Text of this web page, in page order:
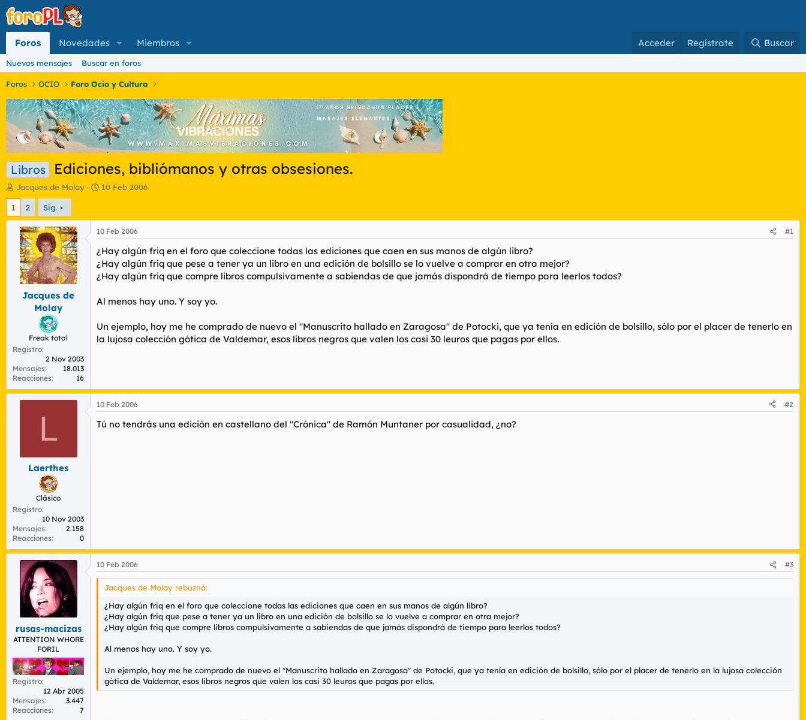
Foros Novedades Miembros Acceder Regístrate Buscar
Nuevos mensajes Buscar en foros
Foros OCIO Foro Ocio y Cultura
Libros Ediciones, bibliómanos y otras obsesiones.
I
n
c
a
d
o
d
a
Jacques de Molay
F
h
a
d
e
i
n
i
10 Feb 2006
1 2 Sig.
Jacques de
Molay
Freak total
Registro
2 Nov 2003
Mensajes
18.013
Reacciones
16
10 Feb 2006 #1
¿Hay algún friq en el foro que coleccione todas las ediciones que caen en sus manos de algún libro?
¿Hay algún friq que pese a tener ya un libro en una edición de bolsillo se lo vuelve a comprar en otra mejor?
¿Hay algún friq que compre libros compulsivamente a sabiendas de que jamás dispondrá de tiempo para leerlos todos?
Al menos hay uno. Y soy yo.
Un ejemplo, hoy me he comprado de nuevo el "Manuscrito hallado en Zaragosa" de Potocki, que ya tenía en edición de bolsillo, sólo por el placer de tenerlo en
la lujosa colección gótica de Valdemar, esos libros negros que valen los casi 30 leuros que pagas por ellos.
L
Laerthes
Clásico
Registro
10 Nov 2003
Mensajes
2.158
Reacciones
0
10 Feb 2006 #2
Tú no tendrás una edición en castellano del "Crónica" de Ramón Muntaner por casualidad, ¿no?
rusas-macizas
ATTENTION WHORE
FORIL
Registro
12 Abr 2005
Mensajes
3.447
Reacciones
7
10 Feb 2006 #3
Jacques de Molay rebuznó:
¿Hay algún friq en el foro que coleccione todas las ediciones que caen en sus manos de algún libro?
¿Hay algún friq que pese a tener ya un libro en una edición de bolsillo se lo vuelve a comprar en otra mejor?
¿Hay algún friq que compre libros compulsivamente a sabiendas de que jamás dispondrá de tiempo para leerlos todos?
Al menos hay uno. Y soy yo.
Un ejemplo, hoy me he comprado de nuevo el "Manuscrito hallado en Zaragosa" de Potocki, que ya tenía en edición de bolsillo, sólo por el placer de tenerlo en la lujosa colección
gótica de Valdemar, esos libros negros que valen los casi 30 leuros que pagas por ellos.